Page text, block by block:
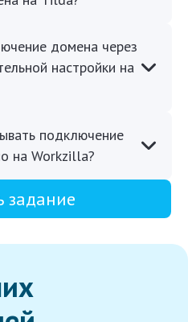
домена через
настройки на
подключение
на Workzilla?
задание